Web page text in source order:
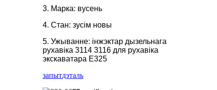
3. Марка: вусень
4. Стан: зусім новы
5. Ужыванне: інжэктар дызельнага
рухавіка 3114 3116 для рухавіка
экскаватара E325
запытдэталь